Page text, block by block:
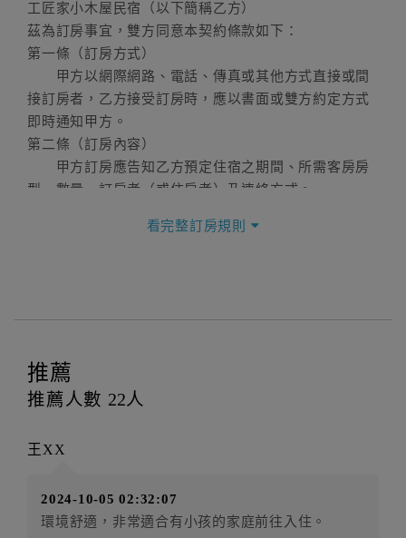
工匠家小木屋民宿（以下簡稱乙方）
茲為訂房事宜，雙方同意本契約條款如下：
第一條（訂房方式）
甲方以網際網路、電話、傳真或其他方式直接或間
接訂房者，乙方接受訂房時，應以書面或雙方約定方式
即時通知甲方。
第二條（訂房內容）
甲方訂房應告知乙方預定住宿之期間、所需客房房
型、數量、訂房者（或住房者）及連絡方式。
乙方接受甲方訂房時，應確定住宿期間、房型、數
第四條（入住、退房時間）
甲方入住及退房之時間依飯店現場規定。但甲、乙
乙方接受甲方訂房後，甲方入住前，乙方預收取總
房費30%為定金
看完整訂房規則
推薦
推薦人數 22人
王XX
2024-10-05 02:32:07
環境舒適，非常適合有小孩的家庭前往入住。